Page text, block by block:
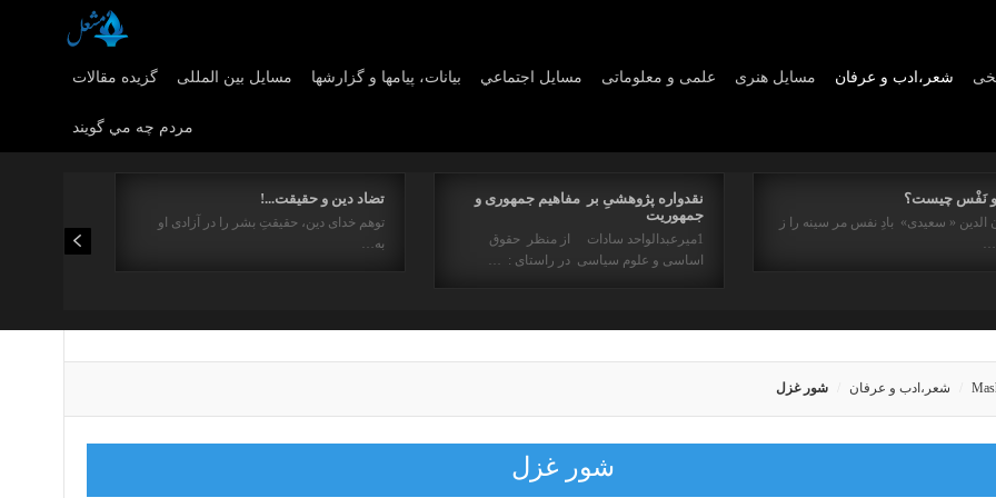
گزیده مقالات مسایل بین المللی بیانات، پیامها و گزارشها مسايل اجتماعي علمی و معلوماتی مسايل هنری شعر،ادب و عرفان
مردم چه مي گويند
تضاد دین و حقیقت...!
توهم خدای دین، حقیقتِ بشر را در آزادی او
به…
نقدواره پژوهشیِ بر مفاهیم جمهوری و
جمهوریت
1میرعبدالواحد سادات از منظر حقوق
اساسی و علوم سیاسی در راستای : …
و نَفْس چیست؟
الدین « سعیدی» بادِ نفس مر سینه را ز
شعر،ادب و عرفان شور غزل
شور غزل